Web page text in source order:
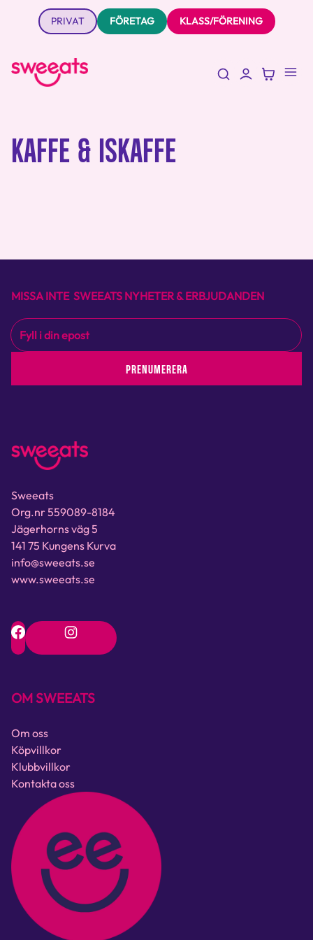
PRIVAT FÖRETAG KLASS/FÖRENING
KAFFE & ISKAFFE
MISSA INTE SWEEATS NYHETER & ERBJUDANDEN
PRENUMERERA
Sweeats
Org.nr 559089-8184
Jägerhorns väg 5
141 75 Kungens Kurva
info@sweeats.se
www.sweeats.se
OM SWEEATS
Om oss
Köpvillkor
Klubbvillkor
Kontakta oss